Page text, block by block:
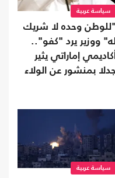
سياسة عربية
"للوطن وحده لا شريك
له" ووزير يرد "كفو"..
أكاديمي إماراتي يثير
بمنشور عن الولاء
سياسة عربية